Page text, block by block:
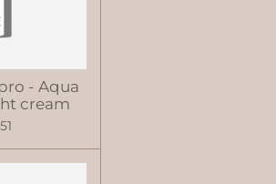
- Aqua
cream